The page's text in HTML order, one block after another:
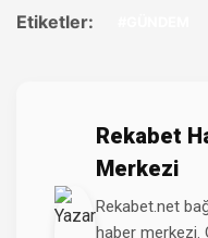
Etiketler:
Rekabet
Merkezi
Rekabet.net
haber merkezi.